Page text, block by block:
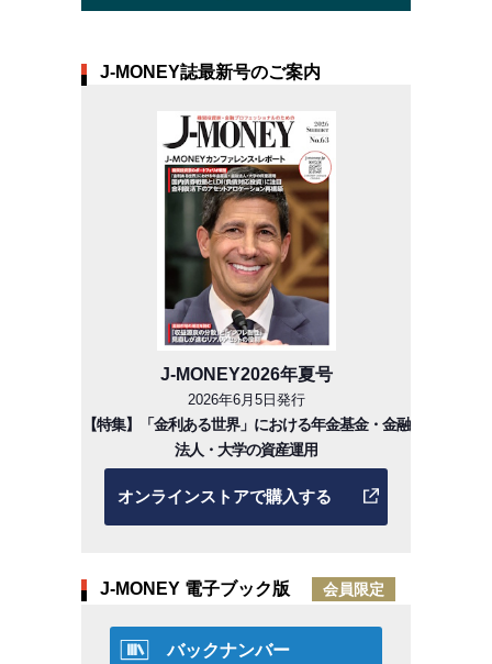
J-MONEY誌最新号のご案内
J-MONEY2026年夏号
2026年6月5日発行
【特集】「金利ある世界」における年金基金・金融
法人・大学の資産運用
オンラインストアで購入する
J-MONEY 電子ブック版 会員限定
バックナンバー